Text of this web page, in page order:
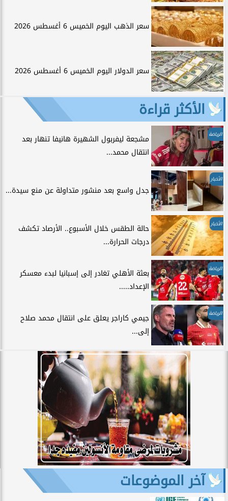
سعر الذهب اليوم الخميس 6 أغسطس 2026
سعر الدولار اليوم الخميس 6 أغسطس 2026
الأكثر قراءة
الرياضة
مشجعة ليفربول الشهيرة هانيفا تنهار بعد
انتقال محمد...
الأخبار
جدل واسع بعد منشور متداولة عن منع سيدة...
الأخبار
حالة الطقس خلال الأسبوع.. الأرصاد تكشف
درجات الحرارة...
الرياضة
بعثة الأهلي تغادر إلى إسبانيا لبدء معسكر
الإعداد.....
الرياضة
جيمي كاراجر يعلق على انتقال محمد صلاح
إلى...
آخر الموضوعات